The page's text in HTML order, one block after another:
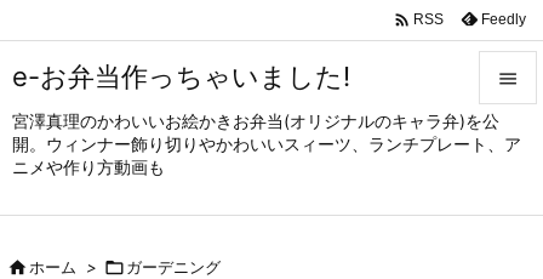
e-お弁当作っちゃいました!
宮澤真理のかわいいお絵かきお弁当(オリジナルのキャラ弁)を公
開。ウィンナー飾り切りやかわいいスィーツ、ランチプレート、ア
ニメや作り方動画も


メニュ
サイド
 RSS Feedly
ホーム > ガーデニング